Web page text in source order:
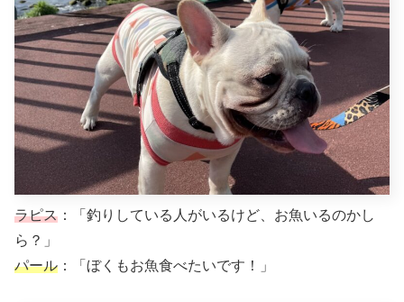
ラピス ：「釣りしている人がいるけど、お魚いるのかし
ら？」
パール ：「ぼくもお魚食べたいです！」